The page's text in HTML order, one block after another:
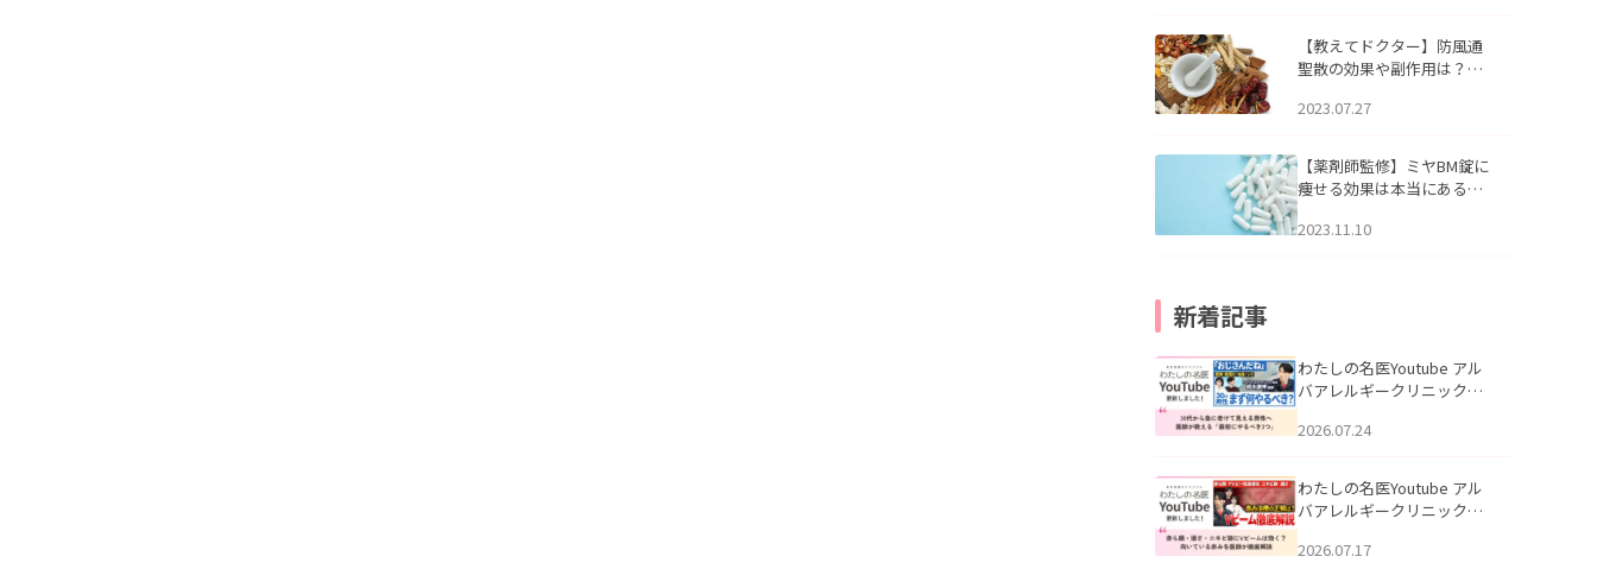
【教えてドクター】防風通
聖散の効果や副作用は？長
2023.07.27
【薬剤師監修】ミヤBM錠に
痩せる効果は本当にある
2023.11.10
新着記事
わたしの名医Youtube アル
バアレルギークリニック札
える男性へ｜医師が教える
公開いたしました。
2026.07.24
わたしの名医Youtube アル
バアレルギークリニック札
跡にVビームは効く？向いて
2026.07.17